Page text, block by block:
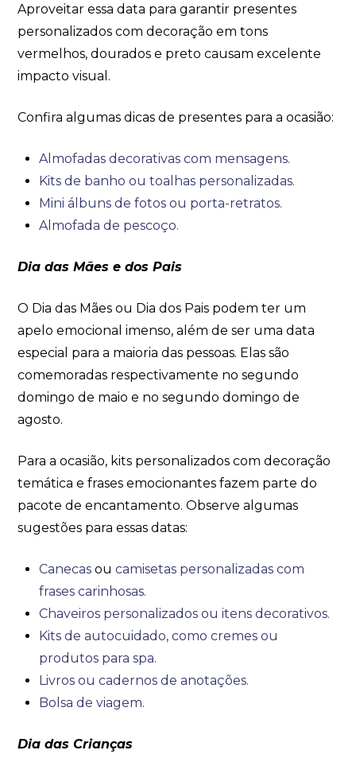
Aproveitar essa data para garantir presentes
personalizados com decoração em tons
vermelhos, dourados e preto causam excelente
impacto visual.
Confira algumas dicas de presentes para a ocasião:
Almofadas decorativas com mensagens.
Kits de banho ou toalhas personalizadas.
Mini álbuns de fotos ou porta-retratos.
Almofada de pescoço.
Dia das Mães e dos Pais
O Dia das Mães ou Dia dos Pais podem ter um
apelo emocional imenso, além de ser uma data
especial para a maioria das pessoas. Elas são
comemoradas respectivamente no segundo
domingo de maio e no segundo domingo de
agosto.
Para a ocasião, kits personalizados com decoração
temática e frases emocionantes fazem parte do
pacote de encantamento. Observe algumas
sugestões para essas datas:
Canecasou camisetas personalizadas com
frases carinhosas.
Chaveiros personalizados ou itens decorativos.
Kits de autocuidado, como cremes ou
produtos para spa.
Livros ou cadernos de anotações.
Bolsa de viagem.
Dia das Crianças